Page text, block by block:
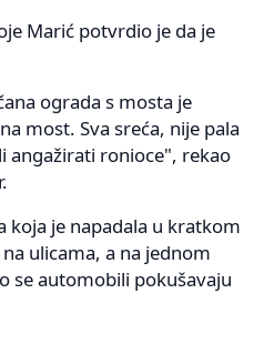
Marić potvrdio je da je
ograda s mosta je
most. Sva sreća, nije pala
angažirati ronioce", rekao
koja je napadala u kratkom
ulicama, a na jednom
se automobili pokušavaju